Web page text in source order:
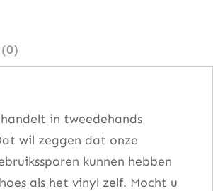
handelt in tweedehands
wil zeggen dat onze
kunnen hebben
als het vinyl zelf. Mocht u